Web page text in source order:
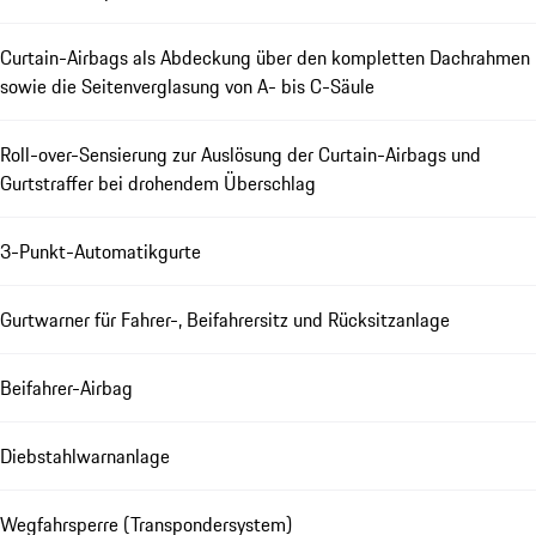
Curtain-Airbags als Abdeckung über den kompletten Dachrahmen
sowie die Seitenverglasung von A- bis C-Säule
Roll-over-Sensierung zur Auslösung der Curtain-Airbags und
Gurtstraffer bei drohendem Überschlag
3-Punkt-Automatikgurte
Gurtwarner für Fahrer-, Beifahrersitz und Rücksitzanlage
Beifahrer-Airbag
Diebstahlwarnanlage
Wegfahrsperre (Transpondersystem)